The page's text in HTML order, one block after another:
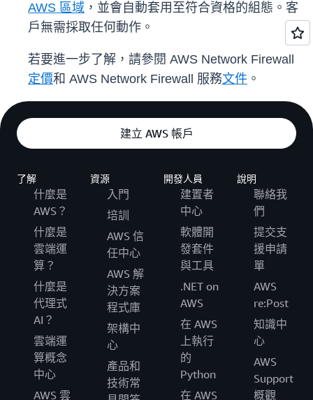
AWS 區域 ，並會自動套用至符合資格的組態。客
戶無需採取任何動作。
若要進一步了解，請參閱 AWS Network Firewall
定價和 AWS Network Firewall 服務文件 。
建立 AWS 帳戶
了解
什麼是
AWS？
什麼是
雲端運
算？
什麼是
代理式
AI？
雲端運
算概念
中心
AWS 雲
資源
入門
培訓
AWS 信
任中心
AWS 解
決方案
程式庫
架構中
心
產品和
技術常
開發人員
建置者
中心
軟體開
發套件
與工具
.NET on
AWS
在 AWS
上執行
的
Python
在 AWS
說明
聯絡我
們
提交支
援申請
單
AWS
re:Post
知識中
心
AWS
Support
概觀